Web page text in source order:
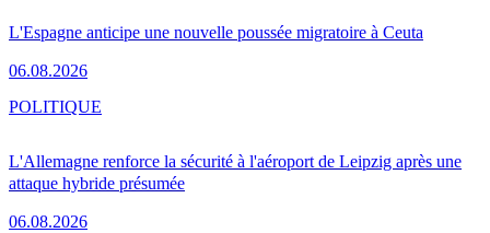
L'Espagne anticipe une nouvelle poussée migratoire à Ceuta
06.08.2026
L'Allemagne renforce la sécurité à l'aéroport de Leipzig après une
attaque hybride présumée
06.08.2026
POLITIQUE